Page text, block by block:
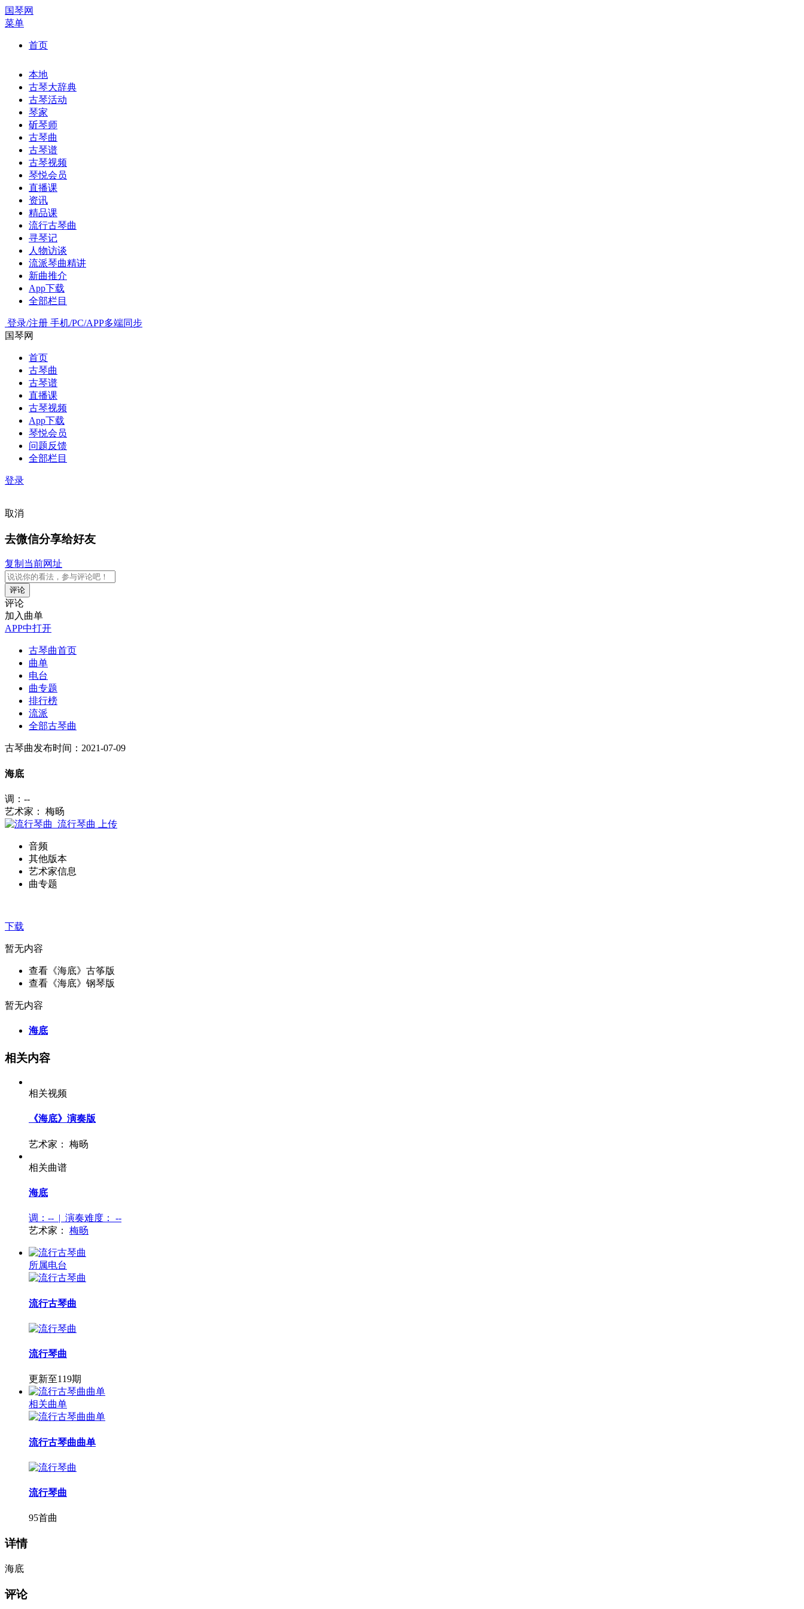
国琴网
菜单
首页
本地
古琴大辞典
古琴活动
琴家
斫琴师
古琴曲
古琴谱
古琴视频
琴悦会员
直播课
资讯
精品课
流行古琴曲
寻琴记
人物访谈
流派琴曲精讲
新曲推介
App下载
全部栏目
登录/注册 手机/PC/APP多端同步
国琴网
首页
古琴曲
古琴谱
直播课
古琴视频
App下载
琴悦会员
问题反馈
全部栏目
登录
取消
去微信分享给好友
复制当前网址
评论
评论
加入曲单
APP中打开
古琴曲首页
曲单
电台
曲专题
排行榜
流派
全部古琴曲
古琴曲发布时间：2021-07-09
海底
调：--
艺术家： 梅旸
流行琴曲
上传
音频
其他版本
艺术家信息
曲专题
下载
暂无内容
查看《海底》古筝版
查看《海底》钢琴版
暂无内容
海底
相关内容
相关视频
《海底》演奏版
艺术家： 梅旸
相关曲谱
海底
调：-- | 演奏难度：
--
艺术家：
梅旸
所属电台
流行古琴曲
流行琴曲
更新至119期
相关曲单
流行古琴曲曲单
流行琴曲
95首曲
详情
海底
评论